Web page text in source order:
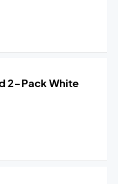
2-Pack White